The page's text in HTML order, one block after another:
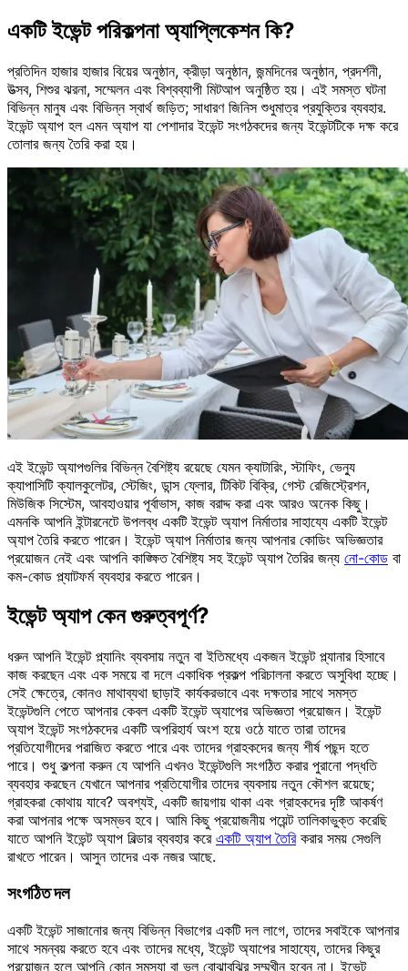
একটি ইভেন্ট পরিকল্পনা অ্যাপ্লিকেশন কি?
প্রতিদিন হাজার হাজার বিয়ের অনুষ্ঠান, ক্রীড়া অনুষ্ঠান, জন্মদিনের অনুষ্ঠান, প্রদর্শনী,
উত্সব, শিশুর ঝরনা, সম্মেলন এবং বিশ্বব্যাপী মিটআপ অনুষ্ঠিত হয়। এই সমস্ত ঘটনা
বিভিন্ন মানুষ এবং বিভিন্ন স্বার্থ জড়িত; সাধারণ জিনিস শুধুমাত্র প্রযুক্তির ব্যবহার.
ইভেন্ট অ্যাপ হল এমন অ্যাপ যা পেশাদার ইভেন্ট সংগঠকদের জন্য ইভেন্টটিকে দক্ষ করে
তোলার জন্য তৈরি করা হয়।
এই ইভেন্ট অ্যাপগুলির বিভিন্ন বৈশিষ্ট্য রয়েছে যেমন ক্যাটারিং, স্টাফিং, ভেন্যু
ক্যাপাসিটি ক্যালকুলেটর, স্টেজিং, ডান্স ফ্লোর, টিকিট বিক্রি, গেস্ট রেজিস্ট্রেশন,
মিউজিক সিস্টেম, আবহাওয়ার পূর্বাভাস, কাজ বরাদ্দ করা এবং আরও অনেক কিছু।
এমনকি আপনি ইন্টারনেটে উপলব্ধ একটি ইভেন্ট অ্যাপ নির্মাতার সাহায্যে একটি ইভেন্ট
অ্যাপ তৈরি করতে পারেন। ইভেন্ট অ্যাপ নির্মাতার জন্য আপনার কোডিং অভিজ্ঞতার
প্রয়োজন নেই এবং আপনি কাঙ্ক্ষিত বৈশিষ্ট্য সহ ইভেন্ট অ্যাপ তৈরির জন্য নো-কোড বা
কম-কোড প্ল্যাটফর্ম ব্যবহার করতে পারেন।
ইভেন্ট অ্যাপ কেন গুরুত্বপূর্ণ?
ধরুন আপনি ইভেন্ট প্ল্যানিং ব্যবসায় নতুন বা ইতিমধ্যে একজন ইভেন্ট প্ল্যানার হিসাবে
কাজ করছেন এবং এক সময়ে বা দলে একাধিক প্রকল্প পরিচালনা করতে অসুবিধা হচ্ছে।
সেই ক্ষেত্রে, কোনও মাথাব্যথা ছাড়াই কার্যকরভাবে এবং দক্ষতার সাথে সমস্ত
ইভেন্টগুলি পেতে আপনার কেবল একটি ইভেন্ট অ্যাপের অভিজ্ঞতা প্রয়োজন। ইভেন্ট
অ্যাপ ইভেন্ট সংগঠকদের একটি অপরিহার্য অংশ হয়ে ওঠে যাতে তারা তাদের
প্রতিযোগীদের পরাজিত করতে পারে এবং তাদের গ্রাহকদের জন্য শীর্ষ পছন্দ হতে
পারে। শুধু কল্পনা করুন যে আপনি এখনও ইভেন্টগুলি সংগঠিত করার পুরানো পদ্ধতি
ব্যবহার করছেন যেখানে আপনার প্রতিযোগীর তাদের ব্যবসায় নতুন কৌশল রয়েছে;
গ্রাহকরা কোথায় যাবে? অবশ্যই, একটি জায়গায় থাকা এবং গ্রাহকদের দৃষ্টি আকর্ষণ
করা আপনার পক্ষে অসম্ভব হবে। আমি কিছু প্রয়োজনীয় পয়েন্ট তালিকাভুক্ত করেছি
যাতে আপনি ইভেন্ট অ্যাপ বিল্ডার ব্যবহার করে একটি অ্যাপ তৈরিকরার সময় সেগুলি
রাখতে পারেন। আসুন তাদের এক নজর আছে.
সংগঠিত দল
একটি ইভেন্ট সাজানোর জন্য বিভিন্ন বিভাগের একটি দল লাগে, তাদের সবাইকে আপনার
সাথে সমন্বয় করতে হবে এবং তাদের মধ্যে, ইভেন্ট অ্যাপের সাহায্যে, তাদের কিছুর
প্রয়োজন হলে আপনি কোন সমস্যা বা ভুল বোঝাবুঝির সম্মুখীন হবেন না। ইভেন্ট